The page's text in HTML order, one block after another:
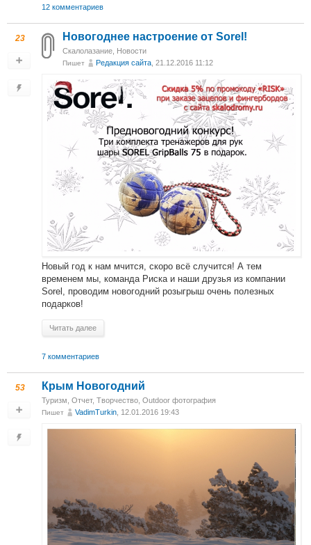
12 комментариев
23 Новогоднее настроение от Sorel!
Скалолазание, Новости
Пишет Редакция сайта, 21.12.2016 11:12
Новый год к нам мчится, скоро всё случится! А тем
временем мы, команда Риска и наши друзья из компании
Sorel, проводим новогодний розыгрыш очень полезных
подарков!
Читать далее
7 комментариев
53 Крым Новогодний
Туризм, Отчет, Творчество, Outdoor фотография
Пишет VadimTurkin, 12.01.2016 19:43